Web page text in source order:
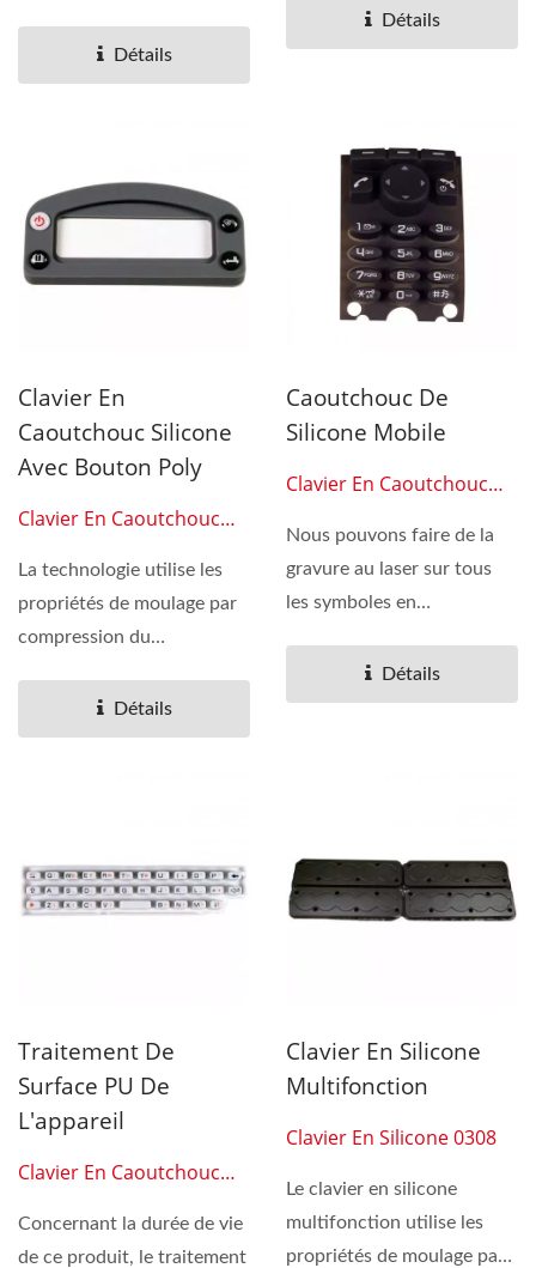
Détails
Détails
Clavier En
Caoutchouc Silicone
Avec Bouton Poly
Clavier En Caoutchouc
La technologie utilise les
propriétés de moulage par
compression du
Détails
Caoutchouc De
Silicone Mobile
Clavier En Caoutchouc
Nous pouvons faire de la
gravure au laser sur tous
les symboles en
Détails
Traitement De
Surface PU De
L'appareil
Clavier En Caoutchouc
Concernant la durée de vie
de ce produit, le traitement
Clavier En Silicone
Multifonction
Clavier En Silicone 0308
Le clavier en silicone
multifonction utilise les
propriétés de moulage par